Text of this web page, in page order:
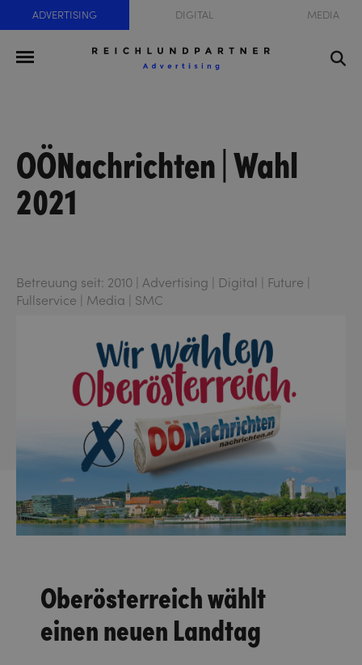
ADVERTISING DIGITAL MEDIA
OÖNachrichten | Wahl
2021
Betreuung seit: 2010 | Advertising | Digital | Future |
Fullservice | Media | SMC
Oberösterreich wählt
einen neuen Landtag